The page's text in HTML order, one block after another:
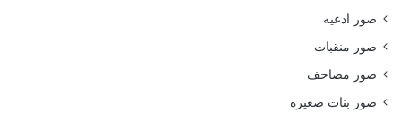
صور ادعيه
صور منقبات
صور مصاحف
صور بنات صغيره